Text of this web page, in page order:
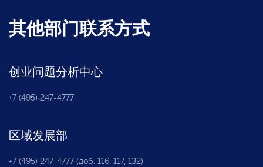
其他部门联系方式
创业问题分析中心
+7 (495) 247-4777
区域发展部
+7 (495) 247-4777 (доб. 116, 117, 132)